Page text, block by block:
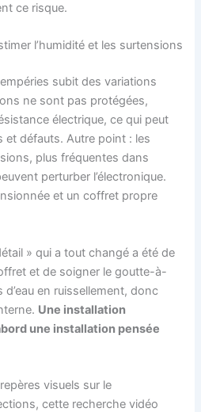
ce risque.
l’humidité et les surtensions
subit des variations
ne sont pas protégées,
électrique, ce qui peut
défauts. Autre point : les
plus fréquentes dans
perturber l’électronique.
et un coffret propre
» qui a tout changé a été de
et de soigner le goutte-à-
en ruissellement, donc
Une installation
une installation pensée
visuels sur le
cette recherche vidéo